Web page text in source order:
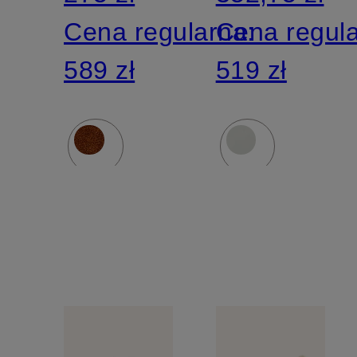
Cena regularna:
589 zł
Cena
519 zł